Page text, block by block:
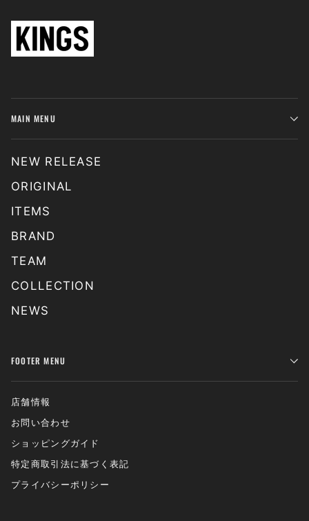
MAIN MENU
NEW RELEASE
ORIGINAL
ITEMS
BRAND
TEAM
COLLECTION
NEWS
FOOTER MENU
店舗情報
お問い合わせ
ショッピングガイド
特定商取引法に基づく表記
プライバシーポリシー